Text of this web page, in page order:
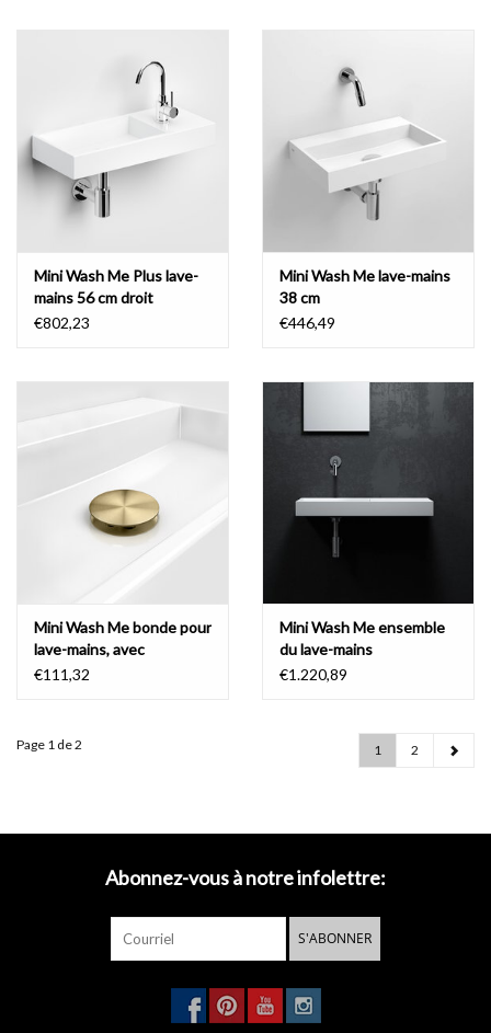
Mini Wash Me Plus lave-
mains 56 cm droit
€802,23
Mini Wash Me lave-mains
38 cm
€446,49
Mini Wash Me bonde pour
lave-mains, avec
couvercle, PVD
€111,32
Mini Wash Me ensemble
du lave-mains
€1.220,89
Page 1 de 2 1 2
Abonnez-vous à notre infolettre:
S'ABONNER